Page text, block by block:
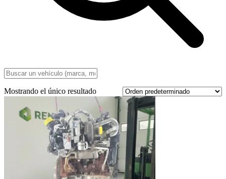
Mostrando el único resultado